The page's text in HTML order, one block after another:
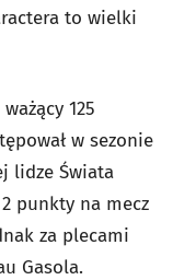
to wielki
125
w sezonie
lidze Świata
punkty na mecz
za plecami
Gasola.